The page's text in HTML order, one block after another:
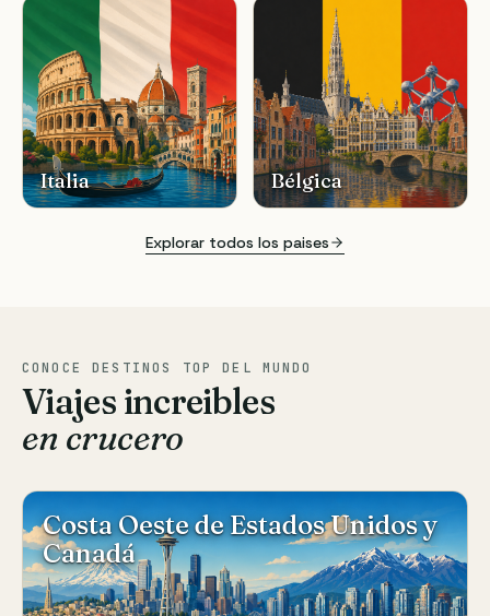
Italia Bélgica
Explorar todos los paises
CONOCE DESTINOS TOP DEL MUNDO
Viajes increibles
en crucero
Costa Oeste de Estados Unidos y
Canadá